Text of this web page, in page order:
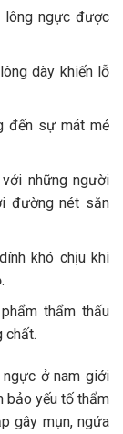
lông ngực được
dày khiến lỗ
đến sự mát mẻ
những người
đường nét săn
khó chịu khi
thẩm thấu
chất.
ở nam giới
bảo yếu tố thẩm
gây mụn, ngứa